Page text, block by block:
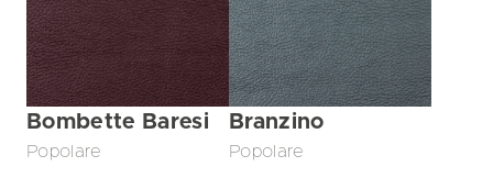
Bombette Baresi
Popolare
Branzino
Popolare